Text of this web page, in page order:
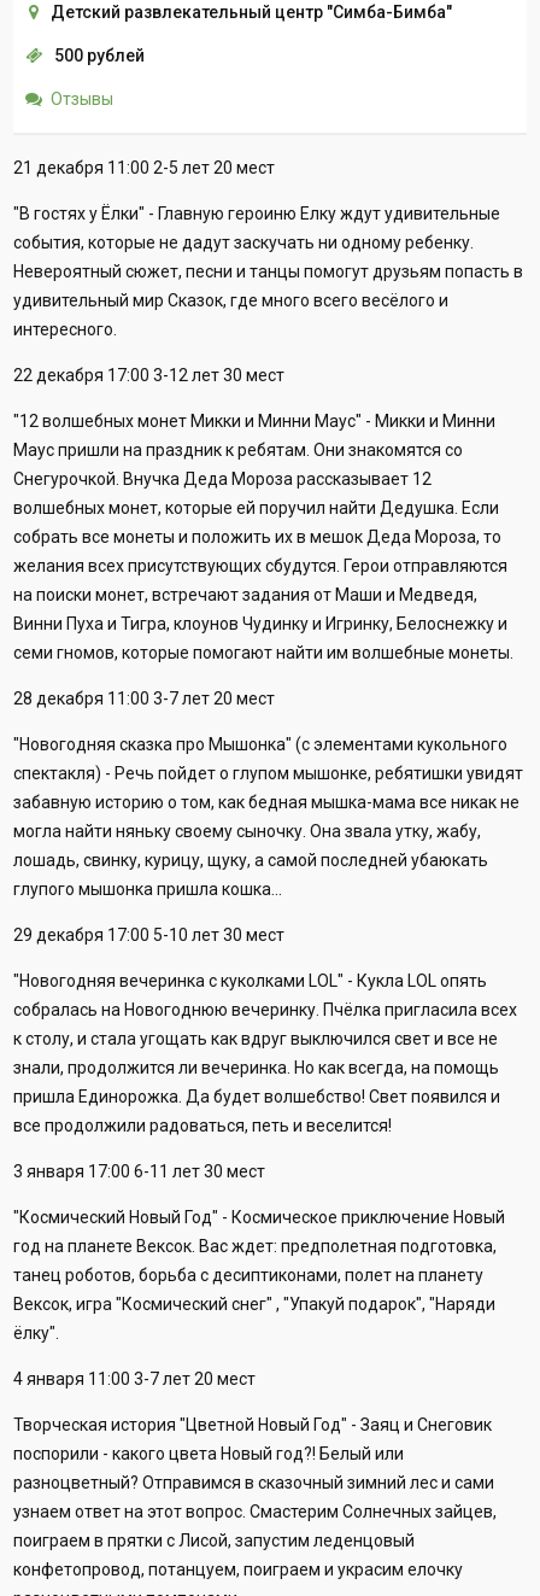
Детский развлекательный центр "Симба-Бимба"
500 рублей
Отзывы
21 декабря 11:00 2-5 лет 20 мест
"В гостях у Ёлки" - Главную героиню Елку ждут удивительные
события, которые не дадут заскучать ни одному ребенку.
Невероятный сюжет, песни и танцы помогут друзьям попасть в
удивительный мир Сказок, где много всего весёлого и
интересного.
22 декабря 17:00 3-12 лет 30 мест
"12 волшебных монет Микки и Минни Маус" - Микки и Минни
Маус пришли на праздник к ребятам. Они знакомятся со
Снегурочкой. Внучка Деда Мороза рассказывает 12
волшебных монет, которые ей поручил найти Дедушка. Если
собрать все монеты и положить их в мешок Деда Мороза, то
желания всех присутствующих сбудутся. Герои отправляются
на поиски монет, встречают задания от Маши и Медведя,
Винни Пуха и Тигра, клоунов Чудинку и Игринку, Белоснежку и
семи гномов, которые помогают найти им волшебные монеты.
28 декабря 11:00 3-7 лет 20 мест
"Новогодняя сказка про Мышонка" (с элементами кукольного
спектакля) - Речь пойдет о глупом мышонке, ребятишки увидят
забавную историю о том, как бедная мышка-мама все никак не
могла найти няньку своему сыночку. Она звала утку, жабу,
лошадь, свинку, курицу, щуку, а самой последней убаюкать
глупого мышонка пришла кошка...
29 декабря 17:00 5-10 лет 30 мест
"Новогодняя вечеринка с куколками LOL" - Кукла LOL опять
собралась на Новогоднюю вечеринку. Пчёлка пригласила всех
к столу, и стала угощать как вдруг выключился свет и все не
знали, продолжится ли вечеринка. Но как всегда, на помощь
пришла Единорожка. Да будет волшебство! Свет появился и
все продолжили радоваться, петь и веселится!
3 января 17:00 6-11 лет 30 мест
"Космический Новый Год" - Космическое приключение Новый
год на планете Вексок. Вас ждет: предполетная подготовка,
танец роботов, борьба с десиптиконами, полет на планету
Вексок, игра "Космический снег" , "Упакуй подарок", "Наряди
ёлку".
4 января 11:00 3-7 лет 20 мест
Творческая история "Цветной Новый Год" - Заяц и Снеговик
поспорили - какого цвета Новый год?! Белый или
разноцветный? Отправимся в сказочный зимний лес и сами
узнаем ответ на этот вопрос. Смастерим Солнечных зайцев,
поиграем в прятки с Лисой, запустим леденцовый
конфетопровод, потанцуем, поиграем и украсим елочку